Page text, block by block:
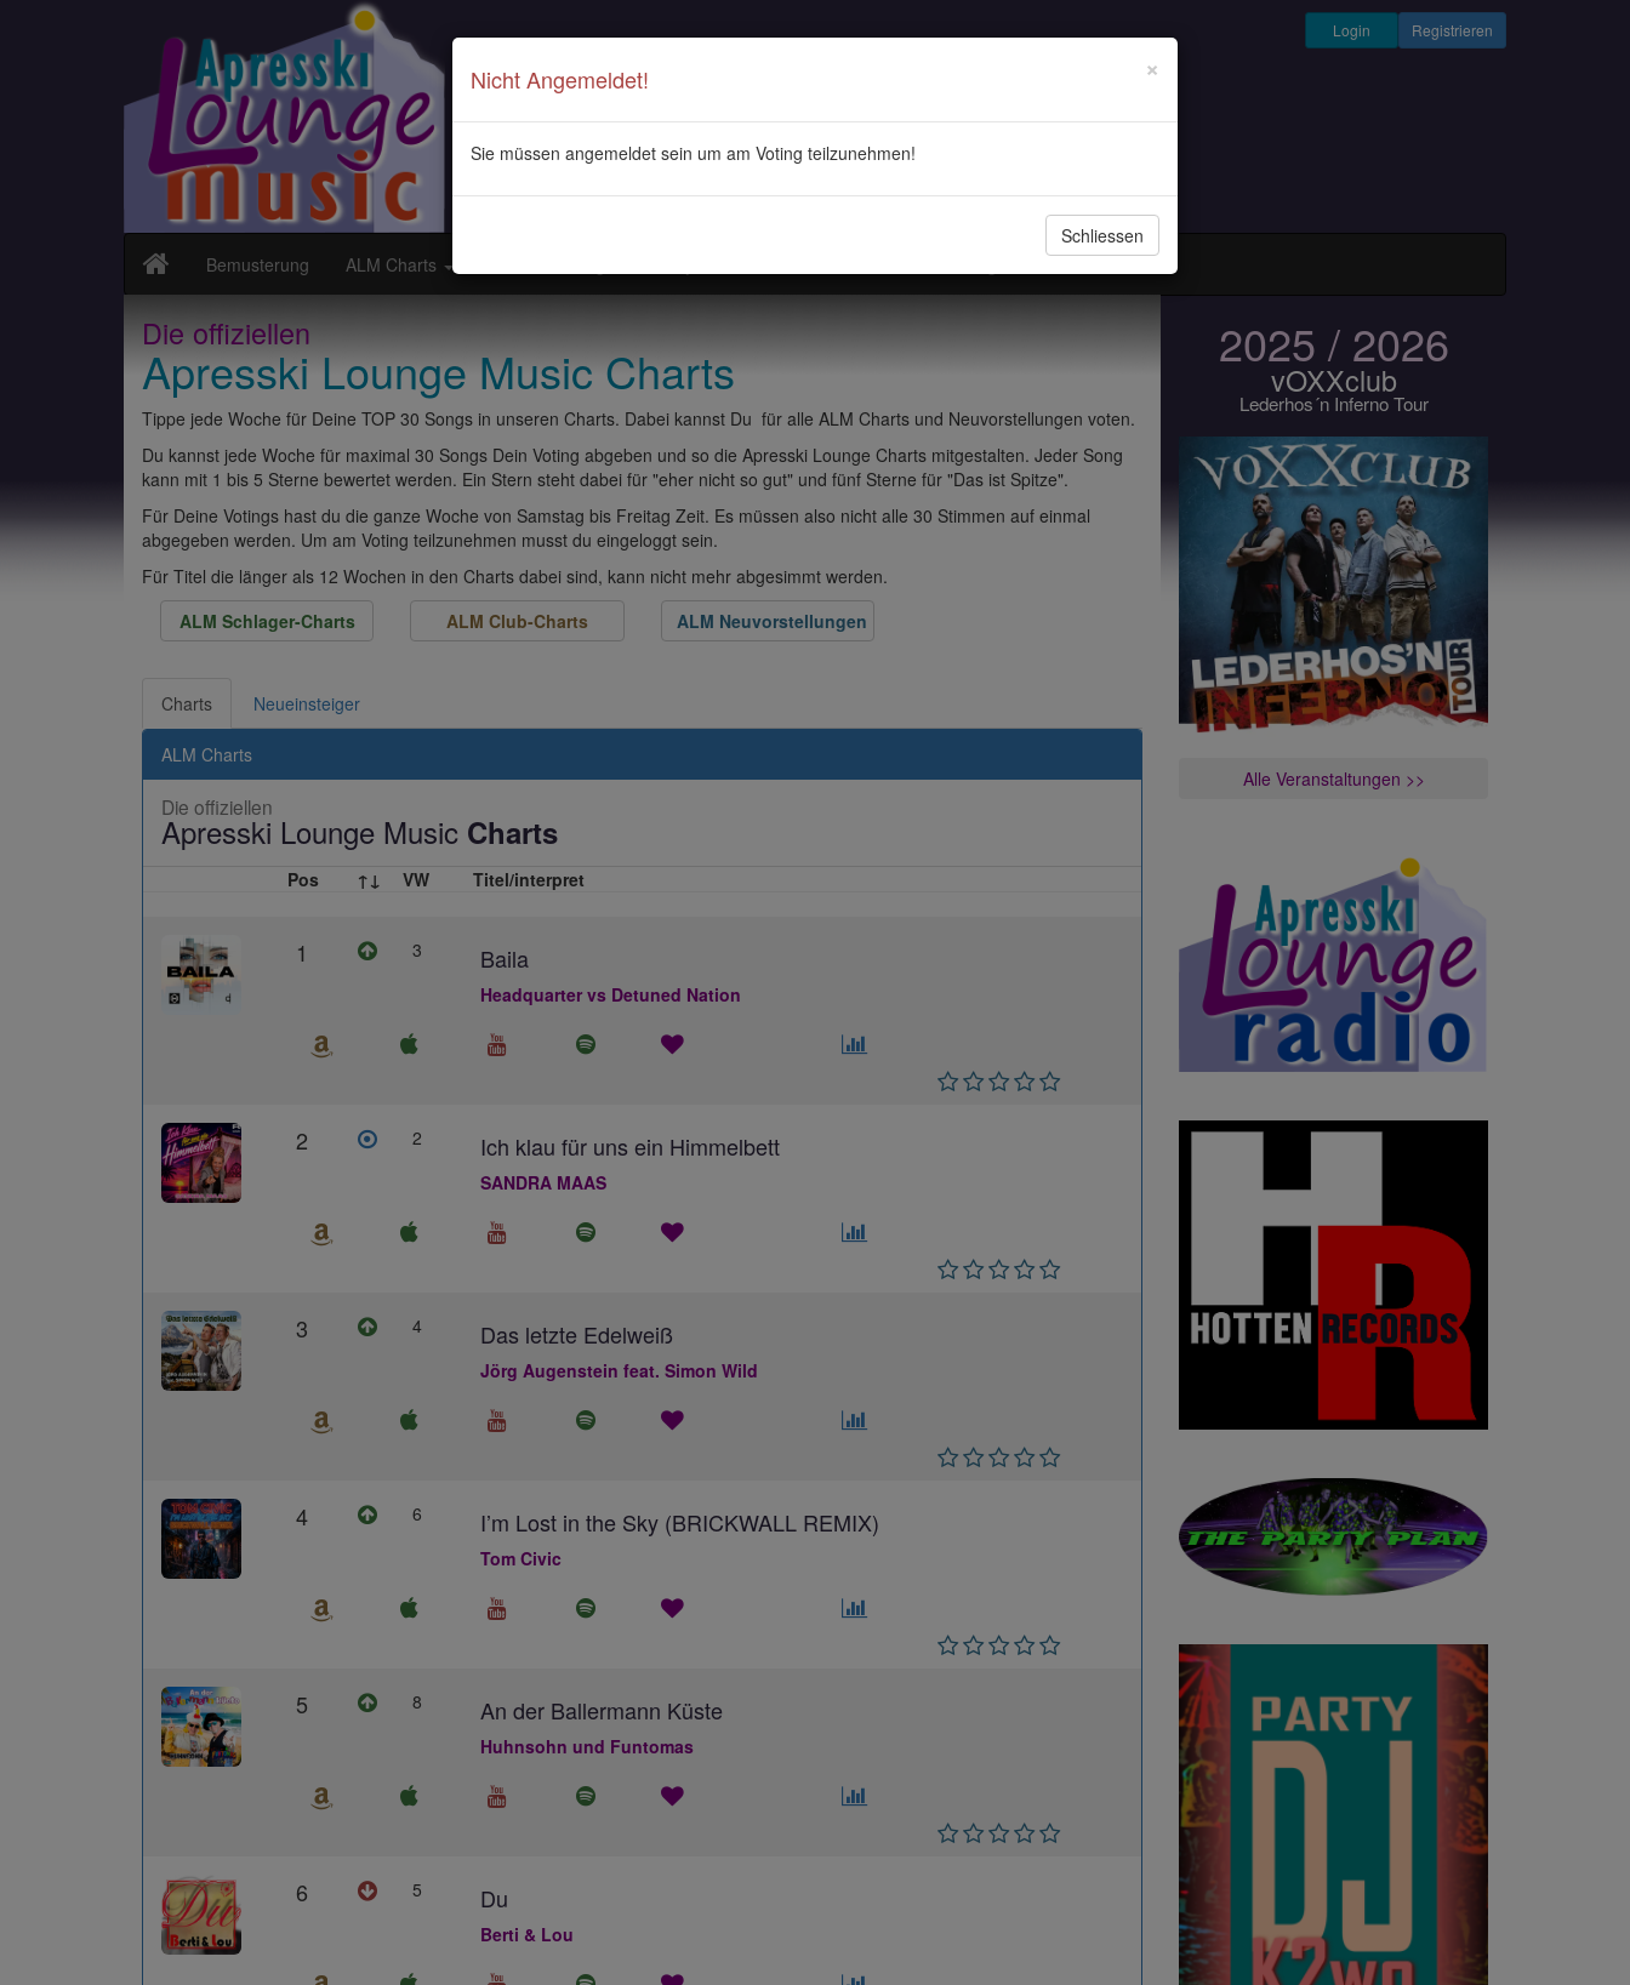
Registrieren
Login
Bemusterung ALM Charts
Die offiziellen
Apresski Lounge Music Charts
Tippe jede Woche für Deine TOP 30 Songs in unseren Charts. Dabei kannst Du für alle ALM Charts und Neuvorstellungen voten.
Du kannst jede Woche für maximal 30 Songs Dein Voting abgeben und so die Apresski Lounge Charts mitgestalten. Jeder Song
kann mit 1 bis 5 Sterne bewertet werden. Ein Stern steht dabei für "eher nicht so gut" und fünf Sterne für "Das ist Spitze".
Für Deine Votings hast du die ganze Woche von Samstag bis Freitag Zeit. Es müssen also nicht alle 30 Stimmen auf einmal
abgegeben werden. Um am Voting teilzunehmen musst du eingeloggt sein.
Für Titel die länger als 12 Wochen in den Charts dabei sind, kann nicht mehr abgesimmt werden.
ALM Schlager-Charts
ALM Club-Charts ALM Neuvorstellungen
×
Nicht Angemeldet!
Sie müssen angemeldet sein um am Voting teilzunehmen!
Schliessen
Charts Neueinsteiger
ALM Charts
Die offiziellen
Apresski Lounge Music Charts
Pos ↑↓ VW Titel/interpret
1 3 Baila
Headquarter vs Detuned Nation
2 2 Ich klau für uns ein Himmelbett
SANDRA MAAS
3 4 Das letzte Edelweiß
Jörg Augenstein feat. Simon Wild
4 6 I’m Lost in the Sky (BRICKWALL REMIX)
Tom Civic
5 8 An der Ballermann Küste
Huhnsohn und Funtomas
6 5 Du
Berti & Lou
2025 / 2026
vOXXclub
Lederhos´n Inferno Tour
Alle Veranstaltungen >>